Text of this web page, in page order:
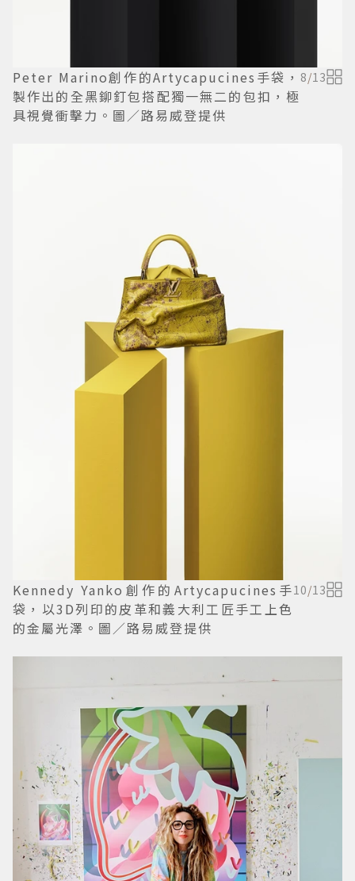
Peter Marino創作的Artycapucines手袋，
製作出的全黑鉚釘包搭配獨一無二的包扣，極
具視覺衝擊力。圖／路易威登提供
8/13
Kennedy Yanko創作的Artycapucines手
袋，以3D列印的皮革和義大利工匠手工上色
的金屬光澤。圖／路易威登提供
10/13